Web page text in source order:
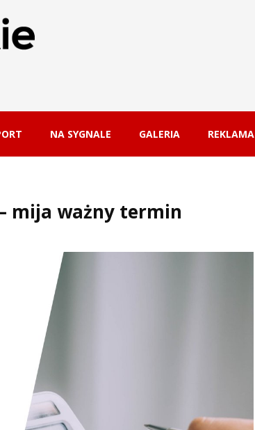
NA SYGNALE GALERIA REKLAMA
mija ważny termin